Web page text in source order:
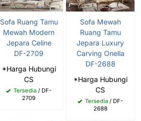
Sofa Ruang Tamu
Mewah Modern
Jepara Celine
DF-2709
*Harga Hubungi
CS
Tersedia / DF-
2709
Sofa Mewah
Ruang Tamu
Jepara Luxury
Carving Onella
DF-2688
*Harga Hubungi
CS
Tersedia / DF-
2688